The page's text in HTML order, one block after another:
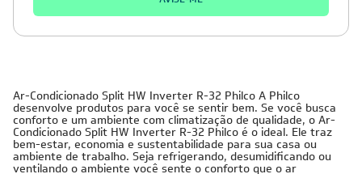
Ar-Condicionado Split HW Inverter R-32 Philco A Philco
desenvolve produtos para você se sentir bem. Se você busca
conforto e um ambiente com climatização de qualidade, o Ar-
Condicionado Split HW Inverter R-32 Philco é o ideal. Ele traz
bem-estar, economia e sustentabilidade para sua casa ou
ambiente de trabalho. Seja refrigerando, desumidificando ou
ventilando o ambiente você sente o conforto que o ar